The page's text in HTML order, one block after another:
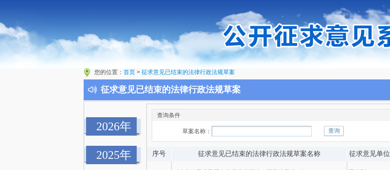
您的位置： 首页 > 征求意见已结束的法律行政法规草案
征求意见已结束的法律行政法规草案
2026年
2025年
查询条件
草案名称：
序号 征求意见已结束的法律行政法规草案名称 征求意见单位